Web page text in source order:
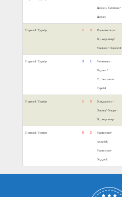
Денис/Сєріков-
Денис
Парний Турнір 3 Калашніков-
Володимир/
Малєєв-Олексій
Парний Турнір 3 1 Мельник-
Вадим/
Устименко-
Сергій
Парний Турнір 3 Бондарева-
Олена/Флоря-
Володимир
Парний Турнір 0 3 Малишко-
Андрій/
Малишко-
Фаддєй